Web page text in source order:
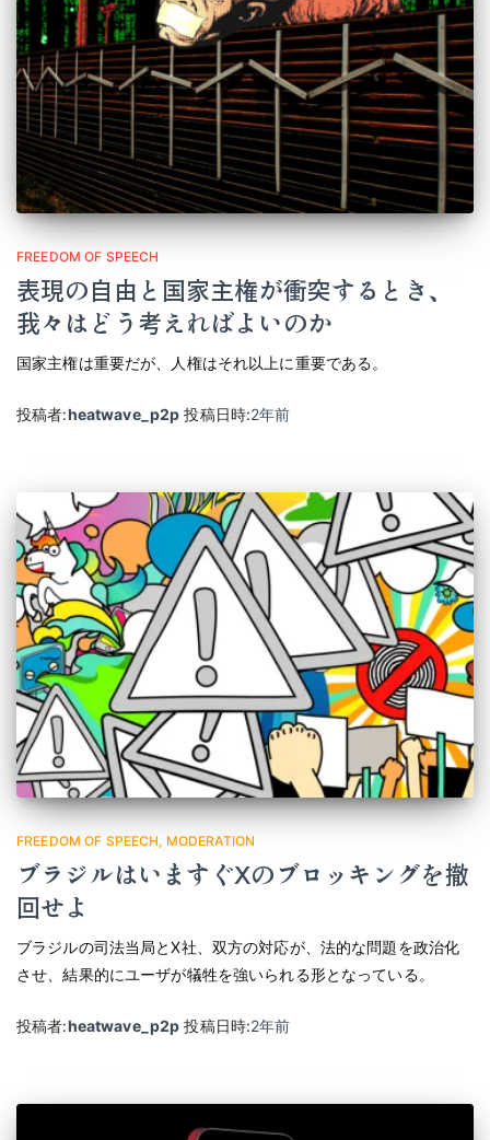
FREEDOM OF SPEECH
表現の自由と国家主権が衝突するとき、
我々はどう考えればよいのか
国家主権は重要だが、人権はそれ以上に重要である。
投稿者:heatwave_p2p 投稿日時:2年前
FREEDOM OF SPEECH MODERATION
ブラジルはいますぐXのブロッキングを撤
回せよ
ブラジルの司法当局とX社、双方の対応が、法的な問題を政治化
させ、結果的にユーザが犠牲を強いられる形となっている。
投稿者:heatwave_p2p 投稿日時:2年前